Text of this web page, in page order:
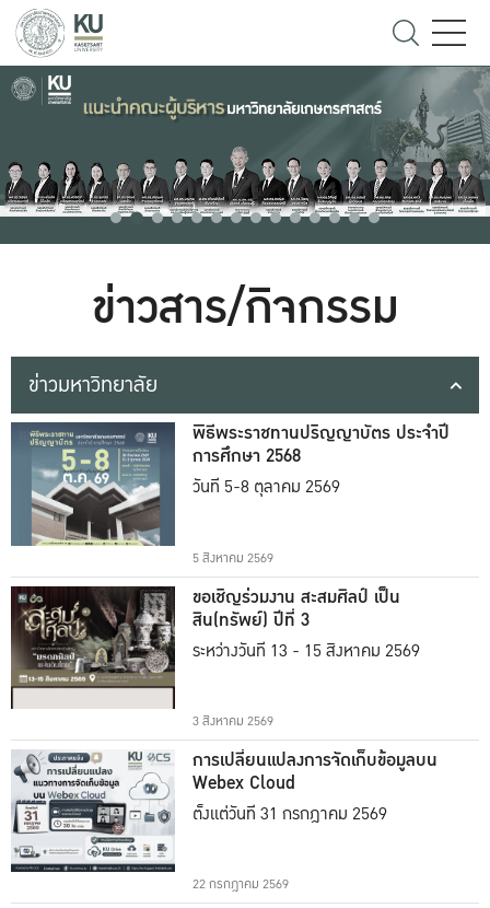
ข่าวสาร/กิจกรรม
ข่าวมหาวิทยาลัย
พิธีพระราชทานปริญญาบัตร ประจำปี
การศึกษา 2568
วันที่ 5-8 ตุลาคม 2569
5 สิงหาคม 2569
ขอเชิญร่วมงาน สะสมศิลป์ เป็น
สิน(ทรัพย์) ปีที่ 3
ระหว่างวันที่ 13 - 15 สิงหาคม 2569
3 สิงหาคม 2569
การเปลี่ยนแปลงการจัดเก็บข้อมูลบน
Webex Cloud
ตั้งแต่วันที่ 31 กรกฎาคม 2569
22 กรกฎาคม 2569